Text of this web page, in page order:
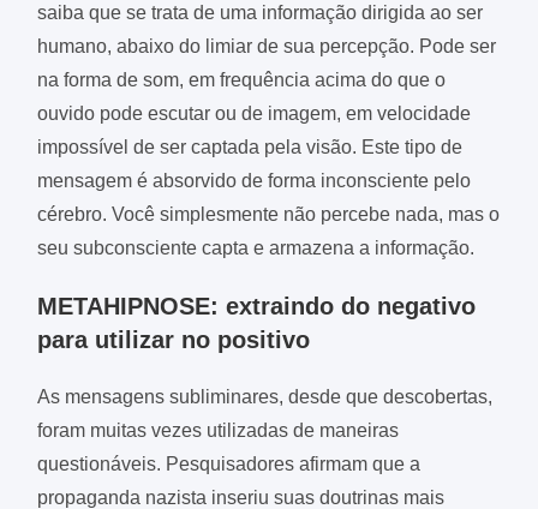
saiba que se trata de uma informação dirigida ao ser
humano, abaixo do limiar de sua percepção. Pode ser
na forma de som, em frequência acima do que o
ouvido pode escutar ou de imagem, em velocidade
impossível de ser captada pela visão. Este tipo de
mensagem é absorvido de forma inconsciente pelo
cérebro. Você simplesmente não percebe nada, mas o
seu subconsciente capta e armazena a informação.
METAHIPNOSE: extraindo do negativo
para utilizar no positivo
As mensagens subliminares, desde que descobertas,
foram muitas vezes utilizadas de maneiras
questionáveis. Pesquisadores afirmam que a
propaganda nazista inseriu suas doutrinas mais